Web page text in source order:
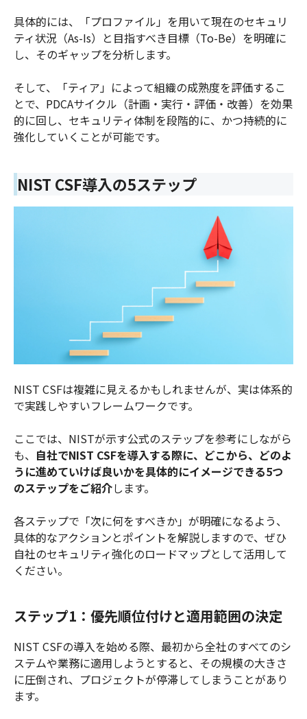
具体的には、「プロファイル」を用いて現在のセキュリ
ティ状況（As-Is）と目指すべき目標（To-Be）を明確に
し、そのギャップを分析します。
そして、「ティア」によって組織の成熟度を評価するこ
とで、PDCAサイクル（計画・実行・評価・改善）を効果
的に回し、セキュリティ体制を段階的に、かつ持続的に
強化していくことが可能です。
NIST CSF導入の5ステップ
NIST CSFは複雑に見えるかもしれませんが、実は体系的
で実践しやすいフレームワークです。
ここでは、NISTが示す公式のステップを参考にしながら
も、 自社でNIST CSFを導入する際に、どこから、どのよ
うに進めていけば良いかを具体的にイメージできる5つ
のステップをご紹介します。
各ステップで「次に何をすべきか」が明確になるよう、
具体的なアクションとポイントを解説しますので、ぜひ
自社のセキュリティ強化のロードマップとして活用して
ください。
ステップ1：優先順位付けと適用範囲の決定
NIST CSFの導入を始める際、最初から全社のすべてのシ
ステムや業務に適用しようとすると、その規模の大きさ
に圧倒され、プロジェクトが停滞してしまうことがあり
ます。